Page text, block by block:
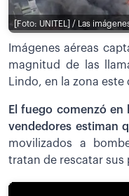
[Foto: UNITEL] / Las
Imágenes aéreas
magnitud de las
Lindo, en la zona este
El fuego comenzó en
vendedores estiman
movilizados a
tratan de rescatar sus